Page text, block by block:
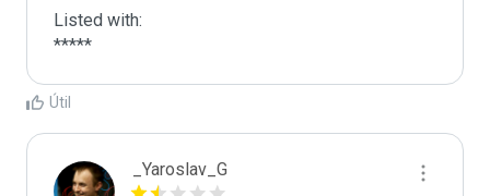
Listed with:
*****
Útil
_Yaroslav_G